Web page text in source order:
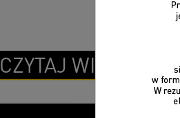
CZYTAJ WIĘCEJ